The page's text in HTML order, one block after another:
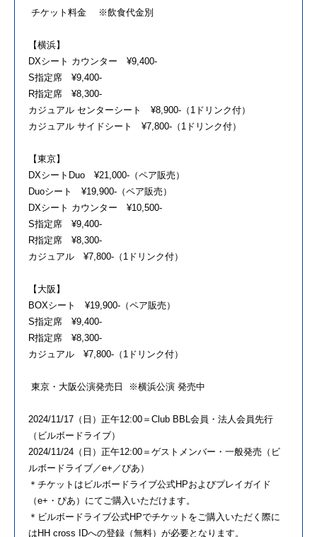
チケット料金 ※飲食代金別
【横浜】
DXシート カウンター ¥9,400-
S指定席 ¥9,400-
R指定席 ¥8,300-
カジュアル センターシート ¥8,900-（1ドリンク付）
カジュアル サイドシート ¥7,800-（1ドリンク付）
【東京】
DXシートDuo ¥21,000-（ペア販売）
Duoシート ¥19,900-（ペア販売）
DXシート カウンター ¥10,500-
S指定席 ¥9,400-
R指定席 ¥8,300-
カジュアル ¥7,800-（1ドリンク付）
【大阪】
BOXシート ¥19,900-（ペア販売）
S指定席 ¥9,400-
R指定席 ¥8,300-
カジュアル ¥7,800-（1ドリンク付）
東京・大阪公演発売日 ※横浜公演 発売中
2024/11/17（日）正午12:00＝Club BBL会員・法人会員先行
（ビルボードライブ）
2024/11/24（日）正午12:00＝ゲストメンバー・一般発売（ビ
ルボードライブ／e+／ぴあ）
＊チケットはビルボードライブ公式HPおよびプレイガイド
（e+・ぴあ）にてご購入いただけます。
＊ビルボードライブ公式HPでチケットをご購入いただく際に
はHH cross IDへの登録（無料）が必要となります。